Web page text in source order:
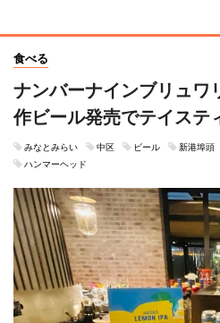
食べる
ナンバーナインブリュワ
作ビール発売でテイステ
みなとみらい 中区 ビール 新港埠頭
ハンマーヘッド